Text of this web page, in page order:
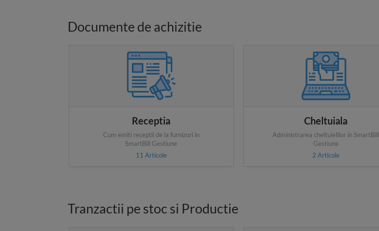
Documente de achizitie
Receptia
Cum emiti receptii de la furnizori in
SmartBill Gestiune
11 Articole
Cheltuiala
Administrarea cheltuielilor in SmartBill
Gestiune
2 Articole
Tranzactii pe stoc si Productie